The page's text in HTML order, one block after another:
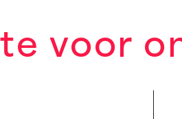
voor